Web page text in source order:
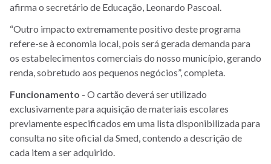
afirma o secretário de Educação, Leonardo Pascoal.
“Outro impacto extremamente positivo deste programa
refere-se à economia local, pois será gerada demanda para
os estabelecimentos comerciais do nosso município, gerando
renda, sobretudo aos pequenos negócios”, completa.
Funcionamento - O cartão deverá ser utilizado
exclusivamente para aquisição de materiais escolares
previamente especificados em uma lista disponibilizada para
consulta no site oficial da Smed, contendo a descrição de
cada item a ser adquirido.